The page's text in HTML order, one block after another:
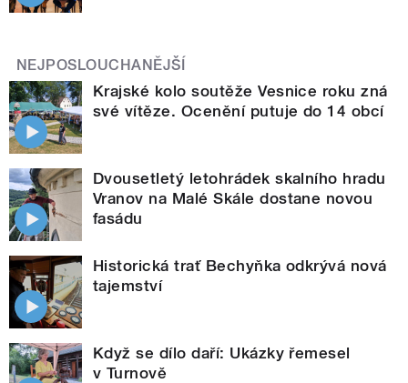
NEJPOSLOUCHANĚJŠÍ
Krajské kolo soutěže Vesnice roku zná
své vítěze. Ocenění putuje do 14 obcí
Dvousetletý letohrádek skalního hradu
Vranov na Malé Skále dostane novou
fasádu
Historická trať Bechyňka odkrývá nová
tajemství
Když se dílo daří: Ukázky řemesel
v Turnově